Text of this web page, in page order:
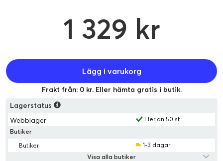
1 329 kr
Lägg i varukorg
Frakt från: 0 kr. Eller hämta gratis i butik.
Lagerstatus
Webblager
Fler än 50 st
Butiker
Butiker
1-3 dagar
Visa alla butiker